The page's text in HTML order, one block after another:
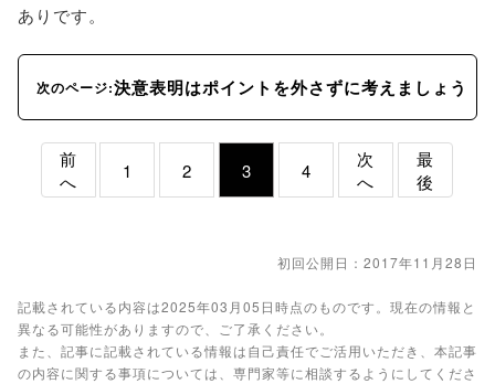
ありです。
次のページ:決意表明はポイントを外さずに考えましょう
前
へ
1 2 3 4
次
へ
最
後
初回公開日：2017年11月28日
記載されている内容は2025年03月05日時点のものです。現在の情報と
異なる可能性がありますので、ご了承ください。
また、記事に記載されている情報は自己責任でご活用いただき、本記事
の内容に関する事項については、専門家等に相談するようにしてくださ